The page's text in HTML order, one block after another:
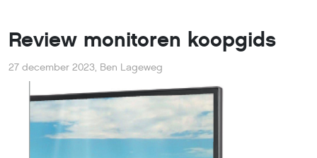
Review monitoren koopgids
27 december 2023, Ben Lageweg